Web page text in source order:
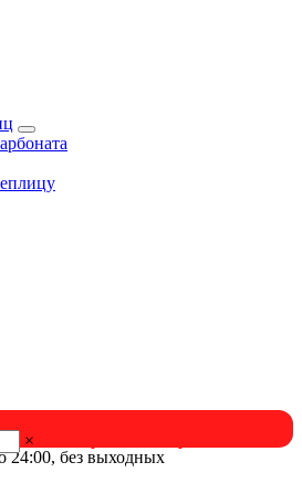
×
и подарок на выбор. Звоните!
24:00, без выходных